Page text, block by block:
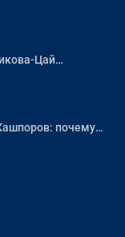
Цай…
почему…